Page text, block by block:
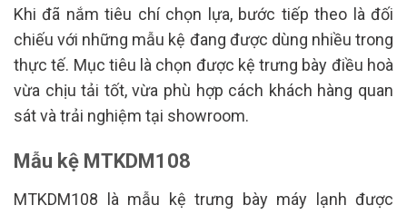
Khi đã nắm tiêu chí chọn lựa, bước tiếp theo là đối
chiếu với những mẫu kệ đang được dùng nhiều trong
thực tế. Mục tiêu là chọn được kệ trưng bày điều hoà
vừa chịu tải tốt, vừa phù hợp cách khách hàng quan
sát và trải nghiệm tại showroom.
Mẫu kệ MTKDM108
MTKDM108 là mẫu kệ trưng bày máy lạnh được